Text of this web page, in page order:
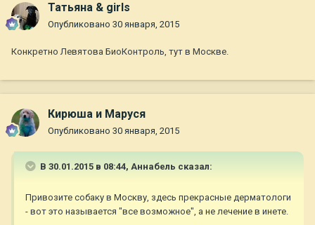
Татьяна & girls
Опубликовано 30 января, 2015
Конкретно Левятова БиоКонтроль, тут в Москве.
Кирюша и Маруся
Опубликовано 30 января, 2015
В 30.01.2015 в 08:44, Aннaбель сказал:
Привозите собаку в Москву, здесь прекрасные дерматологи
- вот это называется "все возможное", а не лечение в инете.